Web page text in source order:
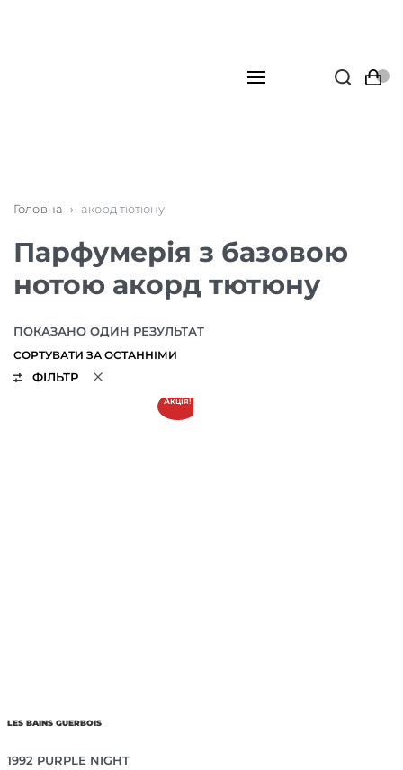
Головна › акорд тютюну
Парфумерія з базовою
нотою акорд тютюну
ПОКАЗАНО ОДИН РЕЗУЛЬТАТ
ФІЛЬТР
Акція!
LES BAINS GUERBOIS
1992 PURPLE NIGHT